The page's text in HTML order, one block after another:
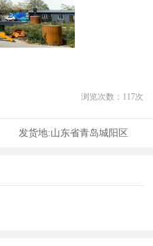
浏览次数： 117次
发货地:山东省青岛城阳区